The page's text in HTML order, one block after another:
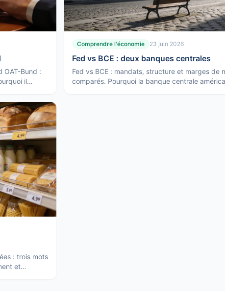
OAT-Bund :
il
Comprendre l'économie 23 juin 2026
Fed vs BCE : deux banques centrales
Fed vs BCE : mandats, structure et marges de
comparés. Pourquoi la banque centrale
: trois mots
et